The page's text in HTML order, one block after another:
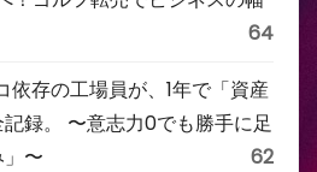
64
依存の工場員が、1年で「資産
録。 〜意志力0でも勝手に足
〜
62